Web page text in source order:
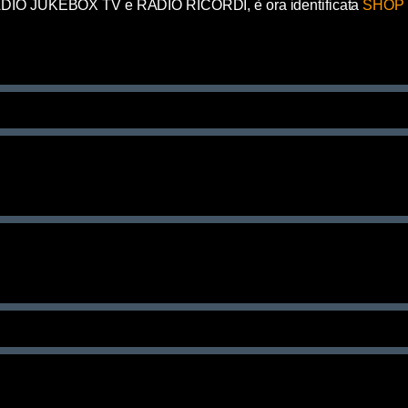
JUKEBOX TV e RADIO RICORDI, è ora identificata SHOP